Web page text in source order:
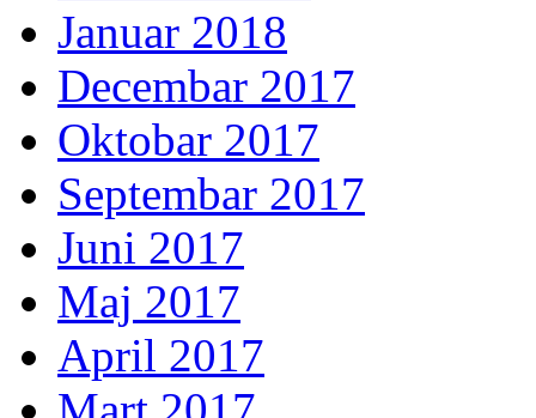
Januar 2018
Decembar 2017
Oktobar 2017
Septembar 2017
Juni 2017
Maj 2017
April 2017